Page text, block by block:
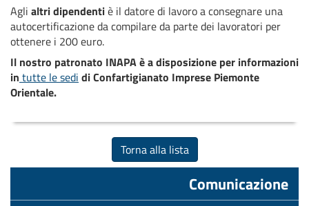
Agli altri dipendentiè il datore di lavoro a consegnare una
autocertificazione da compilare da parte dei lavoratori per
ottenere i 200 euro.
Il nostro patronato INAPA è a disposizione per informazioni
in tutte le sedi di Confartigianato Imprese Piemonte
Orientale.
Torna alla lista
Comunicazione